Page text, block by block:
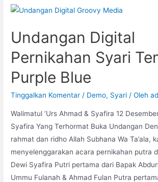
Undangan Digital
Pernikahan Syari
Purple Blue
Tinggalkan Komentar / Demo, Syari / Oleh
Walimatul ‘Urs Ahmad & Syafira 12
Syafira Yang Terhormat Buka Undangan
rahmat dan ridho Allah Subhana Wa Ta’ala,
menyelenggarakan acara pernikahan putra
Dewi Syafira Putri pertama dari Bapak
Ummu Fulanah & Ahmad Fulan Putra